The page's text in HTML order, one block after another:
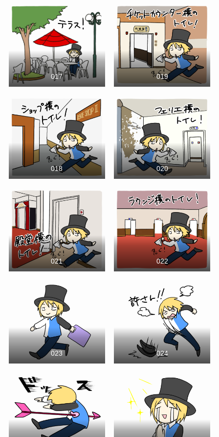
017 019
018 020
021 022
023 024